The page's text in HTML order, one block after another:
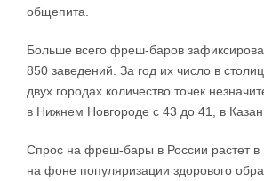
общепита.
​Больше всего фреш-баров
850 заведений. За год их число в
двух городах количество точек
в Нижнем Новгороде с 43 до 41, в
Спрос на фреш-бары в России растет в
на фоне популяризации здорового